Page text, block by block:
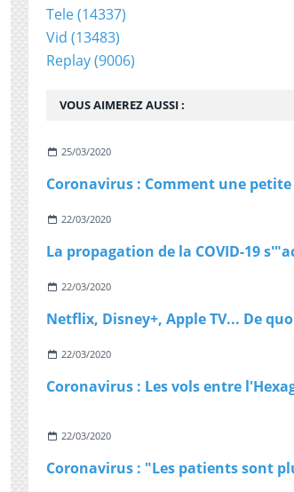
VOUS AIMEREZ AUSSI :
25/03/2020
22/03/2020
22/03/2020
22/03/2020
22/03/2020
Tele(14337)
Vid (13483)
Replay(9006)